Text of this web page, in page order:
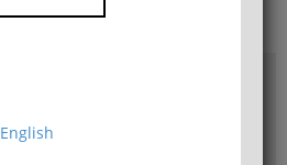
de philosophie
English